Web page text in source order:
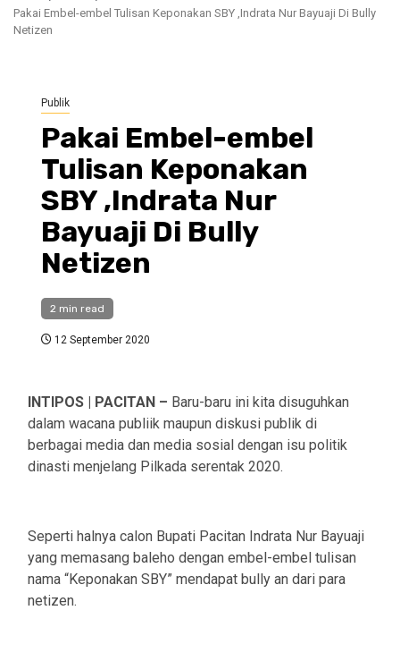
Pakai Embel-embel Tulisan Keponakan SBY ,Indrata Nur Bayuaji Di Bully
Netizen
Publik
Pakai Embel-embel
Tulisan Keponakan
SBY ,Indrata Nur
Bayuaji Di Bully
Netizen
2 min read
12 September 2020
INTIPOS | PACITAN – Baru-baru ini kita disuguhkan
dalam wacana publiik maupun diskusi publik di
berbagai media dan media sosial dengan isu politik
dinasti menjelang Pilkada serentak 2020.
Seperti halnya calon Bupati Pacitan Indrata Nur Bayuaji
yang memasang baleho dengan embel-embel tulisan
nama “Keponakan SBY” mendapat bully an dari para
netizen.